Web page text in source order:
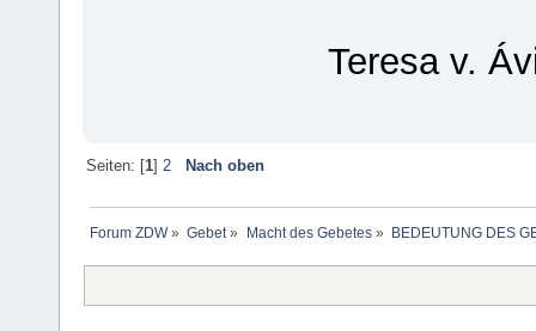
Teresa v.
Seiten: [1] 2 Nach oben
Forum ZDW» Gebet» Macht des Gebetes» BEDEUTUNG DES